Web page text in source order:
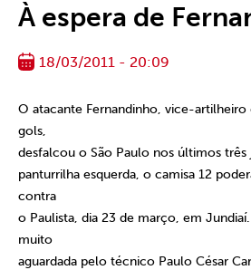
À espera de
18/03/2011 - 20:09
O atacante Fernandinho, vice-
gols,
desfalcou o São Paulo nos últimos
panturrilha esquerda, o camisa 12
contra
o Paulista, dia 23 de março, em
muito
aguardada pelo técnico Paulo César